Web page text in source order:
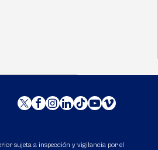
sujeta a inspección y vigilancia por el